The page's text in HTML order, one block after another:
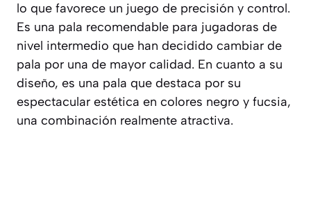
lo que favorece un juego de precisión y control.
Es una pala recomendable para jugadoras de
nivel intermedio que han decidido cambiar de
pala por una de mayor calidad. En cuanto a su
diseño, es una pala que destaca por su
espectacular estética en colores negro y fucsia,
una combinación realmente atractiva.